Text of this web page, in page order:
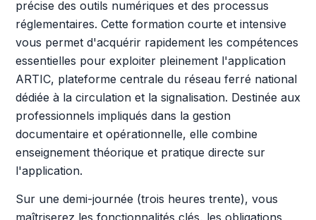
précise des outils numériques et des processus
réglementaires. Cette formation courte et intensive
vous permet d'acquérir rapidement les compétences
essentielles pour exploiter pleinement l'application
ARTIC, plateforme centrale du réseau ferré national
dédiée à la circulation et la signalisation. Destinée aux
professionnels impliqués dans la gestion
documentaire et opérationnelle, elle combine
enseignement théorique et pratique directe sur
l'application.
Sur une demi-journée (trois heures trente), vous
maîtriserez les fonctionnalités clés, les obligations